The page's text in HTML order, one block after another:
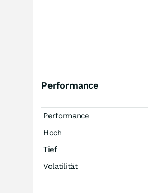
Performance
Performance
Hoch
Tief
Volatilität